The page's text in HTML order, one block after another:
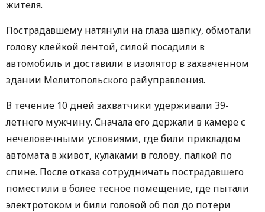
жителя.
Пострадавшему натянули на глаза шапку, обмотали
голову клейкой лентой, силой посадили в
автомобиль и доставили в изолятор в захваченном
здании Мелитопольского райуправления.
В течение 10 дней захватчики удерживали 39-
летнего мужчину. Сначала его держали в камере с
нечеловечными условиями, где били прикладом
автомата в живот, кулаками в голову, палкой по
спине. После отказа сотрудничать пострадавшего
поместили в более тесное помещение, где пытали
электротоком и били головой об пол до потери